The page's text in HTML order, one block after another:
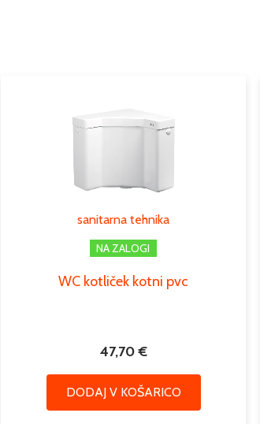
sanitarna tehnika
NA ZALOGI
WC kotliček kotni pvc
47,70€
DODAJ V KOŠARICO